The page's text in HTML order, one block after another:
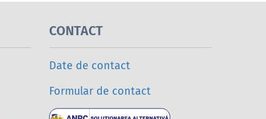
CONTACT
Date de contact
Formular de contact